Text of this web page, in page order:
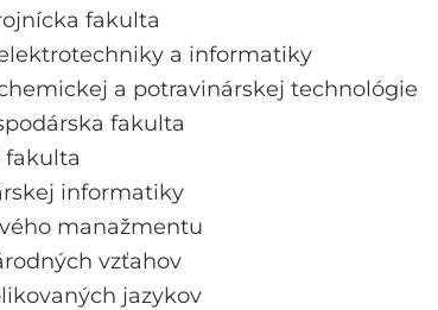
fakulta
a informatiky
a potravinárskej technológie
fakulta
fakulta
informatiky
manažmentu
vzťahov
jazykov